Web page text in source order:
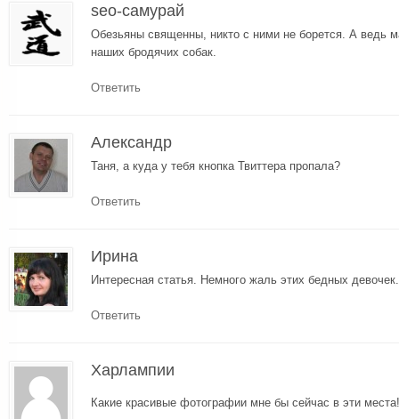
seo-самурай
Обезьяны священны, никто с ними не борется. А ведь
наших бродячих собак.
Ответить
Александр
Таня, а куда у тебя кнопка Твиттера пропала?
Ответить
Ирина
Интересная статья. Немного жаль этих бедных девочек.
Ответить
Харлампии
Какие красивые фотографии мне бы сейчас в эти